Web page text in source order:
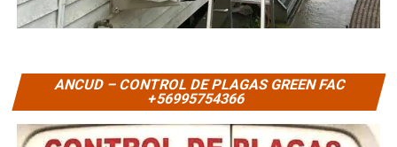
ANCUD – CONTROL DE PLAGAS GREEN FAC
+56995754366